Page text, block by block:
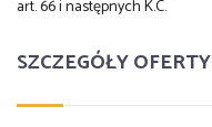
art. 66 i następnych K.C.
SZCZEGÓŁY OFERTY